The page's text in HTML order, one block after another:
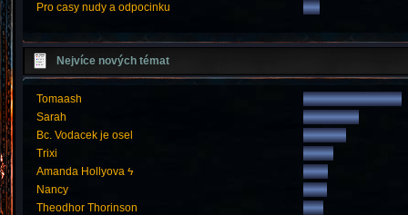
Pro casy nudy a odpocinku
Nejvíce nových témat
Tomaash
Sarah
Bc. Vodacek je osel
Trixi
Amanda Hollyova ϟ
Nancy
Theodhor Thorinson